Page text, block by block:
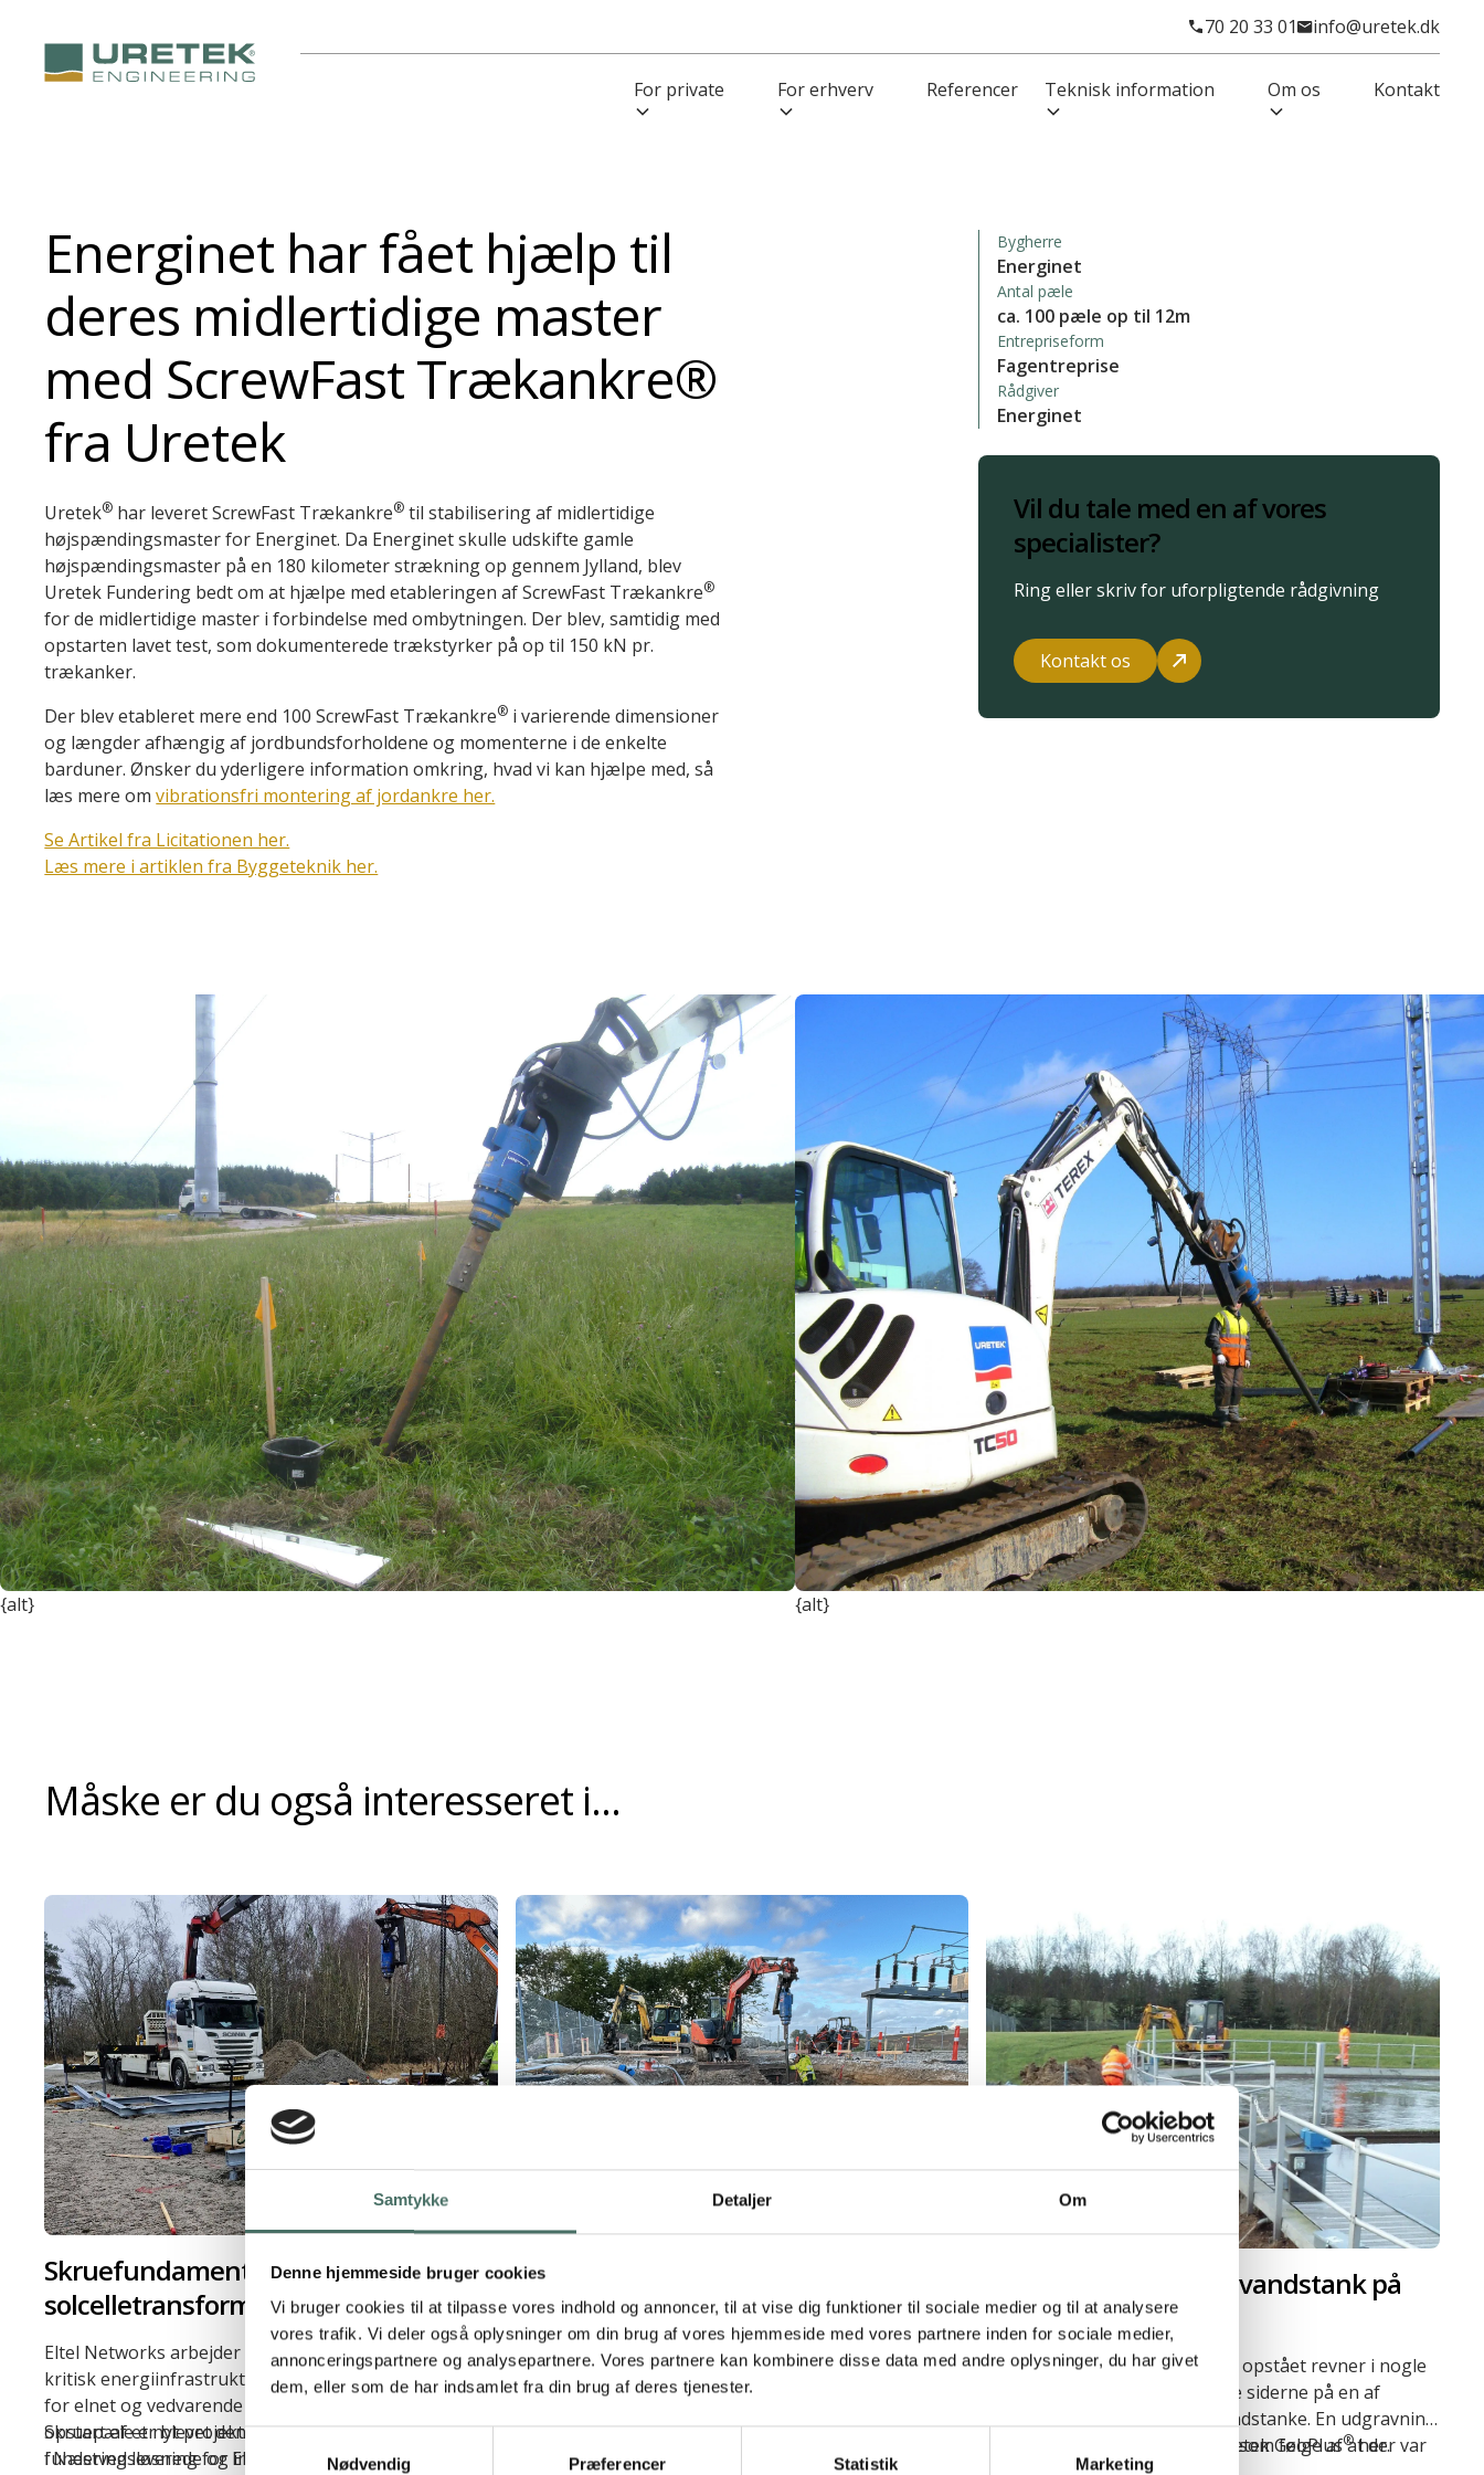
Samtykke Detaljer Om
Denne hjemmeside bruger cookies
Vi bruger cookies til at tilpasse vores indhold og annoncer, til at vise dig funktioner til sociale medier og til at analysere
vores trafik. Vi deler også oplysninger om din brug af vores hjemmeside med vores partnere inden for sociale medier,
annonceringspartnere og analysepartnere. Vores partnere kan kombinere disse data med andre oplysninger, du har givet
dem, eller som de har indsamlet fra din brug af deres tjenester.
Samtykkevalg
Nødvendig
Præferencer Statistik Marketing
70 20 33 01 info@uretek.dk
For private For erhverv Referencer Teknisk information Om os Kontakt
Energinet har fået hjælp til
deres midlertidige master
med ScrewFast Trækankre®
fra Uretek
Uretek® har leveret ScrewFast Trækankre® til stabilisering af midlertidige
højspændingsmaster for Energinet. Da Energinet skulle udskifte gamle
højspændingsmaster på en 180 kilometer strækning op gennem Jylland, blev
Uretek Fundering bedt om at hjælpe med etableringen af ScrewFast Trækankre®
for de midlertidige master i forbindelse med ombytningen. Der blev, samtidig med
opstarten lavet test, som dokumenterede trækstyrker på op til 150 kN pr.
trækanker.
Der blev etableret mere end 100 ScrewFast Trækankre® i varierende dimensioner
og længder afhængig af jordbundsforholdene og momenterne i de enkelte
barduner. Ønsker du yderligere information omkring, hvad vi kan hjælpe med, så
læs mere omvibrationsfri montering af jordankre her.
Se Artikel fra Licitationen her.
Læs mere i artiklen fra Byggeteknik her.
Bygherre
Energinet
Antal pæle
ca. 100 pæle op til 12m
Entrepriseform
Fagentreprise
Rådgiver
Energinet
Vil du tale med en af vores
specialister?
Ring eller skriv for uforpligtende rådgivning
Kontakt os
{alt} {alt}
Måske er du også interesseret i...
Skruefundament for
solcelletransformere og
battericontainere i Næstved
Eltel Networks arbejder med etablering og drift af
kritisk energiinfrastruktur, herunder løsninger inden
for elnet og vedvarende energi. I forbindelse med
opstart af et nyt projekt i industriområdet Maglemølle
i Næstved leverede og installerede Uretek
Skruepæle er blevet den foretrukne
funderingsløsning for Eltel, når virksomheden starter
Installering af skruepæle til
Elnetselskabet N1 udvidede deres transformerstation
syd for Randers med et nyt linjefelt og fundament til
slukkespole, der blev opført med nogle måneders
mellemrum. Uretek Engineering har som
skruepæletil fundering af betondækket til udvidelsen.
Byggeriet krævede specialfundering, da en
indhold af tørv, gytje og fed ler i adskillige meters
dybde. For at sikre den nødvendige bæreevne, måtte
Efter installering af skruepælene afsluttede Uretek
Stabilisering af spildevandstank på
rensningsanlæg
På rensningsanlægget var der opstået revner i nogle
skrå betonplader, der dannede siderne på en af
rensningsanlæggets spildevandstanke. En udgravning
viste, at revnerne var opstået, som følge af at der var
Du kan se flere fordele ved Uretek GeoPlus®her.